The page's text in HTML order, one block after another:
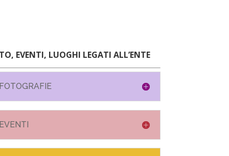
EVENTI, LUOGHI LEGATI ALL’ENTE